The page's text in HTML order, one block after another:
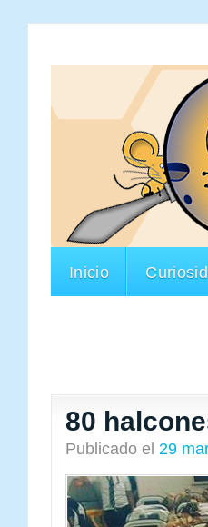
Inicio
80
Publicado el 29